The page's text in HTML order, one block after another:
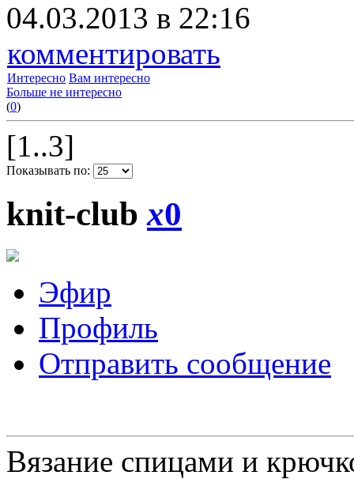
04.03.2013 в 22:16
комментировать
Интересно Вам интересно
Больше не интересно
(0)
[1..3]
Показывать по:
knit-clubx0
Эфир
Профиль
Отправить сообщение
Вязание спицами и